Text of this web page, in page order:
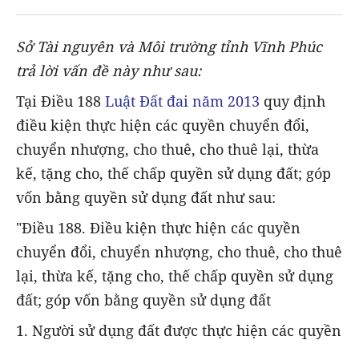
Sở Tài nguyên và Môi trường tỉnh Vĩnh Phúc
trả lời vấn đề này như sau:
Tại Điều 188 Luật Đất đai năm 2013 quy định
điều kiện thực hiện các quyền chuyển đổi,
chuyển nhượng, cho thuê, cho thuê lại, thừa
kế, tặng cho, thế chấp quyền sử dụng đất; góp
vốn bằng quyền sử dụng đất như sau:
"Điều 188. Điều kiện thực hiện các quyền
chuyển đổi, chuyển nhượng, cho thuê, cho thuê
lại, thừa kế, tặng cho, thế chấp quyền sử dụng
đất; góp vốn bằng quyền sử dụng đất
1. Người sử dụng đất được thực hiện các quyền